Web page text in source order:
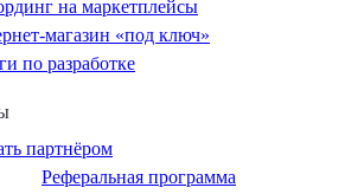
на маркетплейсы
магазин «под ключ»
по разработке
партнёром
Реферальная программа